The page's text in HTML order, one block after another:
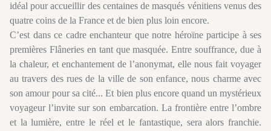
idéal pour accueillir des centaines de masqués vénitiens venus des
quatre coins de la France et de bien plus loin encore.
C’est dans ce cadre enchanteur que notre héroïne participe à ses
premières Flâneries en tant que masquée. Entre souffrance, due à
la chaleur, et enchantement de l’anonymat, elle nous fait voyager
au travers des rues de la ville de son enfance, nous charme avec
son amour pour sa cité... Et bien plus encore quand un mystérieux
voyageur l’invite sur son embarcation. La frontière entre l’ombre
et la lumière, entre le réel et le fantastique, sera alors franchie.